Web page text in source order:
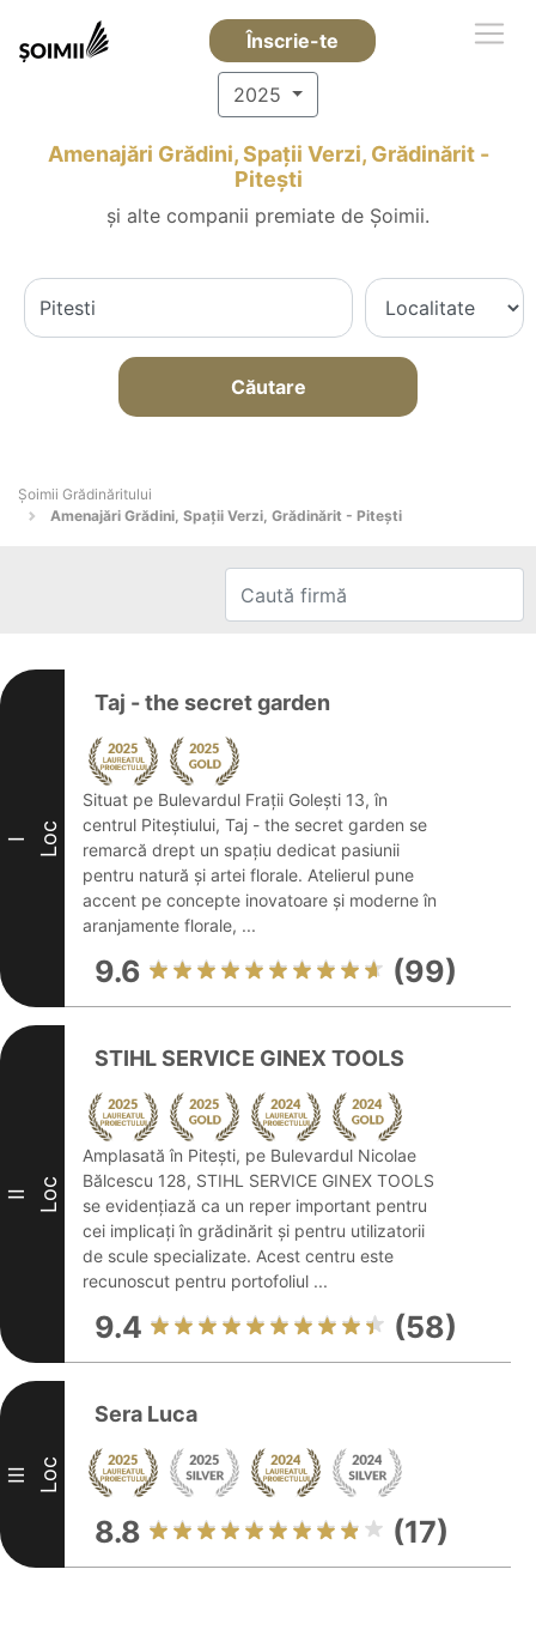
Înscrie-te
2025
Amenajări Grădini, Spații Verzi, Grădinărit -
Piteşti
și alte companii premiate de Șoimii.
Căutare
Șoimii Grădinăritului
Amenajări Grădini, Spații Verzi, Grădinărit - Piteşti
I Loc
Taj - the secret garden
Situat pe Bulevardul Frații Golești 13, în
centrul Piteștiului, Taj - the secret garden se
remarcă drept un spațiu dedicat pasiunii
pentru natură și artei florale. Atelierul pune
accent pe concepte inovatoare și moderne în
aranjamente florale, ...
9.6 (99)
II Loc
STIHL SERVICE GINEX TOOLS
Amplasată în Pitești, pe Bulevardul Nicolae
Bălcescu 128, STIHL SERVICE GINEX TOOLS
se evidențiază ca un reper important pentru
cei implicați în grădinărit și pentru utilizatorii
de scule specializate. Acest centru este
recunoscut pentru portofoliul ...
9.4 (58)
III Loc
Sera Luca
8.8 (17)